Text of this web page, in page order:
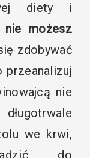
diety i
nie możesz
zdobywać
przeanalizuj
nie
we krwi,
do